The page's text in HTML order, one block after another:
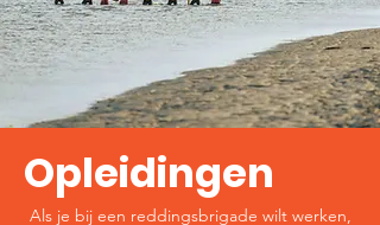
Opleidingen
Als je bij een reddingsbrigade wilt werken,